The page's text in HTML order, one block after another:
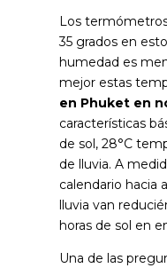
Los
35 grados en
humedad es
mejor estas
en Phuket en
características
de sol, 28°C
de lluvia. A
calendario hacia
lluvia van
horas de sol en
Una de las